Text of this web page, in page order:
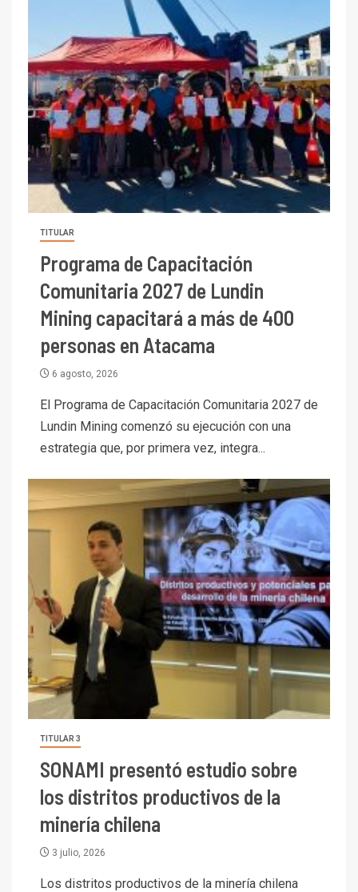
TITULAR
Programa de Capacitación
Comunitaria 2027 de Lundin
Mining capacitará a más de 400
personas en Atacama
6 agosto, 2026
El Programa de Capacitación Comunitaria 2027 de
Lundin Mining comenzó su ejecución con una
estrategia que, por primera vez, integra...
TITULAR 3
SONAMI presentó estudio sobre
los distritos productivos de la
minería chilena
3 julio, 2026
Los distritos productivos de la minería chilena